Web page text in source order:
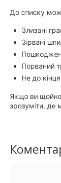
До списку
Злизані
Зірвані
Порваний
Не до
Якщо ви щойно
зрозуміти, де